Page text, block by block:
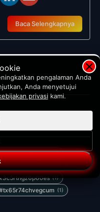
Baca Selengkapnya
(1)
(1)
(1)
(1)
×
pengalaman Anda
Anda menyetujui
privasikami.